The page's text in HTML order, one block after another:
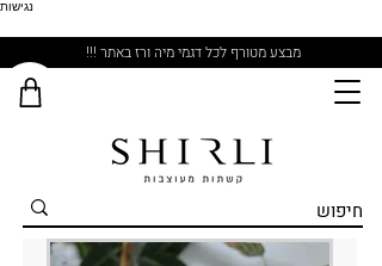
נגישות
מבצע מטורף לכל דגמי מיה ורז באתר !!!